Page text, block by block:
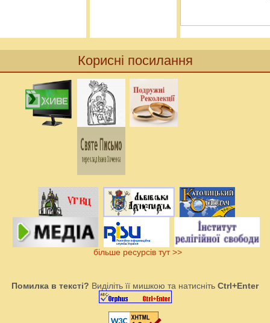
Корисні посилання
більше ресурсів тут >>
Помилка в тексті? Виділіть її мишкою та натисніть Ctrl+Enter